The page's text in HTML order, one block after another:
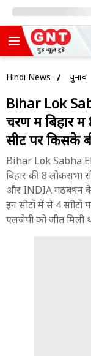
Hindi News चुनाव
Bihar Lok
चरण में बिहार में
सीट पर किसके
Bihar Lok Sabha
बिहार की 8 लोकसभा
और INDIA गठबंधन के
इन सीटों में से 4 साीटों
एलजेपी को जीत मिली